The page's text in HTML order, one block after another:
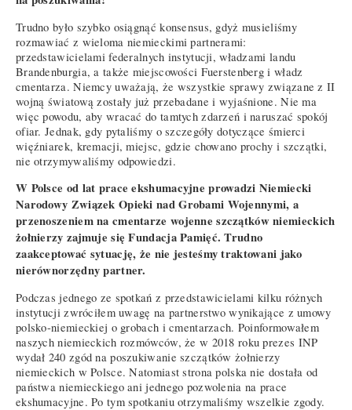
Trudno było szybko osiągnąć konsensus, gdyż musieliśmy
rozmawiać z wieloma niemieckimi partnerami:
przedstawicielami federalnych instytucji, władzami landu
Brandenburgia, a także miejscowości Fuerstenberg i władz
cmentarza. Niemcy uważają, że wszystkie sprawy związane z II
wojną światową zostały już przebadane i wyjaśnione. Nie ma
więc powodu, aby wracać do tamtych zdarzeń i naruszać spokój
ofiar. Jednak, gdy pytaliśmy o szczegóły dotyczące śmierci
więźniarek, kremacji, miejsc, gdzie chowano prochy i szczątki,
nie otrzymywaliśmy odpowiedzi.
W Polsce od lat prace ekshumacyjne prowadzi Niemiecki
Narodowy Związek Opieki nad Grobami Wojennymi, a
przenoszeniem na cmentarze wojenne szczątków niemieckich
żołnierzy zajmuje się Fundacja Pamięć. Trudno
zaakceptować sytuację, że nie jesteśmy traktowani jako
nierównorzędny partner.
Podczas jednego ze spotkań z przedstawicielami kilku różnych
instytucji zwróciłem uwagę na partnerstwo wynikające z umowy
polsko-niemieckiej o grobach i cmentarzach. Poinformowałem
naszych niemieckich rozmówców, że w 2018 roku prezes INP
wydał 240 zgód na poszukiwanie szczątków żołnierzy
niemieckich w Polsce. Natomiast strona polska nie dostała od
państwa niemieckiego ani jednego pozwolenia na prace
ekshumacyjne. Po tym spotkaniu otrzymaliśmy wszelkie zgody.